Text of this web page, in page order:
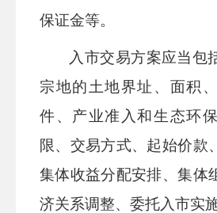
保证金等。
入市交易方案应当包
宗地的土地界址、面积
件、产业准入和生态环
限、交易方式、起始价款
集体收益分配安排、集体
济关系调整、委托入市实